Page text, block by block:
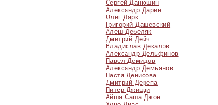
Сергей Данюшин
Александр Дарин
Олег Дарк
Григорий Дашевский
Алеш Дебеляк
Дмитрий Дейч
Владислав Декалов
Александр Дельфинов
Павел Демидов
Александр Демьянов
Настя Денисова
Дмитрий Дерепа
Питер Джицци
Айша Саша Джон